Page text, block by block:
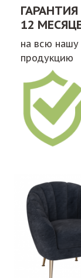
ГАРАНТИЯ
12
на всю нашу
продукцию